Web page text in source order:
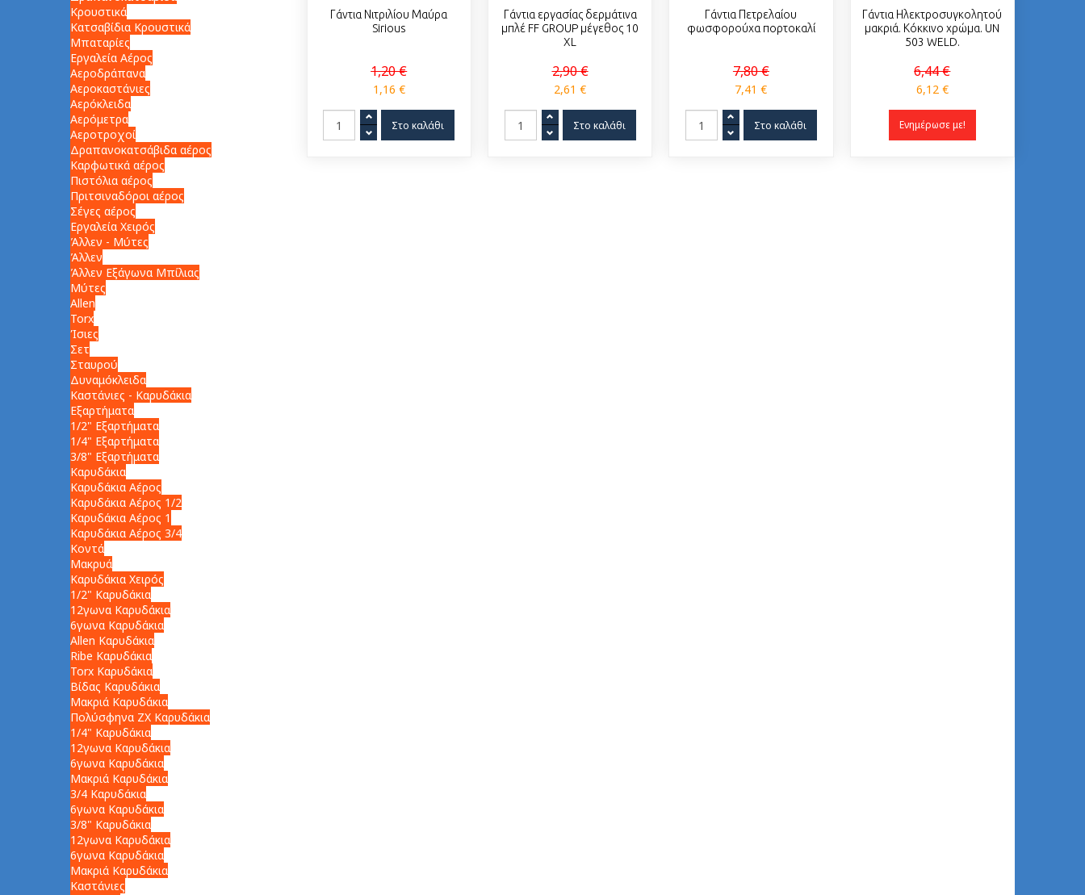
Γάντια Νιτριλίου Μαύρα
Sirious
1,20 €
1,16 €
Γάντια εργασίας δερμάτινα
μπλέ FF GROUP μέγεθος 10
XL
2,90 €
2,61 €
Γάντια Πετρελαίου
φωσφορούχα πορτοκαλί
7,80 €
7,41 €
Γάντια Ηλεκτροσυγκολητού
μακριά. Κόκκινο χρώμα. UN
503 WELD.
6,44 €
6,12 €
Ενημέρωσε με!
Κρουστικά
Κατσαβίδια Κρουστικά
Μπαταρίες
Εργαλεία Αέρος
Αεροδράπανα
Αεροκαστάνιες
Αερόκλειδα
Αερόμετρα
Αεροτροχοί
Δραπανοκατσάβιδα αέρος
Καρφωτικά αέρος
Πιστόλια αέρος
Πριτσιναδόροι αέρος
Σέγες αέρος
Εργαλεία Χειρός
Άλλεν - Μύτες
Άλλεν
Άλλεν Εξάγωνα Μπίλιας
Μύτες
Allen
Torx
Ίσιες
Σετ
Σταυρού
Δυναμόκλειδα
Καστάνιες - Καρυδάκια
Εξαρτήματα
1/2" Εξαρτήματα
1/4" Εξαρτήματα
3/8" Εξαρτήματα
Καρυδάκια
Καρυδάκια Αέρος
Καρυδάκια Αέρος 1/2
Καρυδάκια Αέρος 1
Καρυδάκια Αέρος 3/4
Κοντά
Μακρυά
Καρυδάκια Χειρός
1/2" Καρυδάκια
12γωνα Καρυδάκια
6γωνα Καρυδάκια
Allen Καρυδάκια
Ribe Καρυδάκια
Torx Καρυδάκια
Βίδας Καρυδάκια
Μακριά Καρυδάκια
Πολύσφηνα ZX Καρυδάκια
1/4" Καρυδάκια
12γωνα Καρυδάκια
6γωνα Καρυδάκια
Μακριά Καρυδάκια
3/4 Καρυδάκια
6γωνα Καρυδάκια
3/8" Καρυδάκια
12γωνα Καρυδάκια
6γωνα Καρυδάκια
Μακριά Καρυδάκια
Καστάνιες